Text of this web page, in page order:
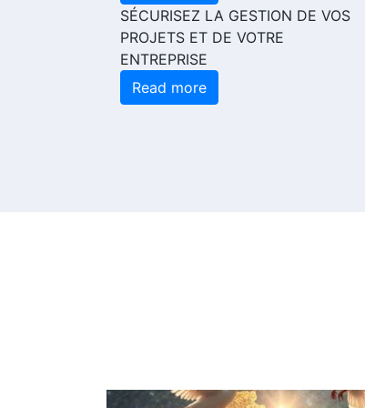
SÉCURISEZ LA GESTION DE VOS
PROJETS ET DE VOTRE
ENTREPRISE
Read more